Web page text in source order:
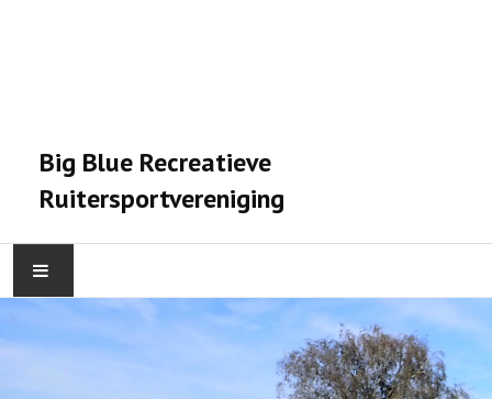
Big Blue Recreatieve
Ruitersportvereniging